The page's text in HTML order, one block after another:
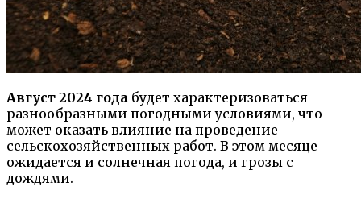
Август 2024 года будет характеризоваться
разнообразными погодными условиями, что
может оказать влияние на проведение
сельскохозяйственных работ. В этом месяце
ожидается и солнечная погода, и грозы с
дождями.